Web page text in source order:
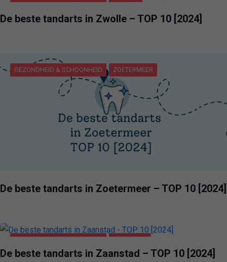
GEZONDHEID & SCHOONHEID ZWOLLE
De beste tandarts in Zwolle – TOP 10 [2024]
GEZONDHEID & SCHOONHEID ZOETERMEER
De beste tandarts in Zoetermeer – TOP 10 [2024]
De beste tandarts in Zaanstad – TOP 10 [2024]